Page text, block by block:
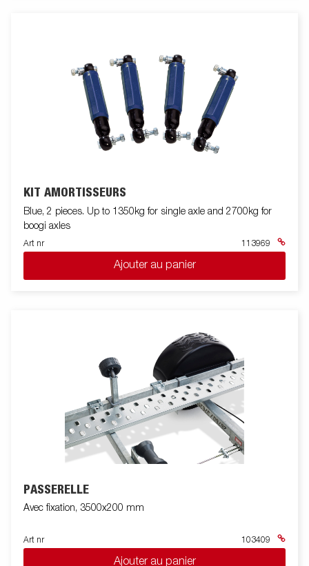
KIT AMORTISSEURS
Blue, 2 pieces. Up to 1350kg for single axle and 2700kg for
boogi axles
Art nr 113969
Ajouter au panier
PASSERELLE
Avec fixation, 3500x200 mm
Art nr 103409
Ajouter au panier